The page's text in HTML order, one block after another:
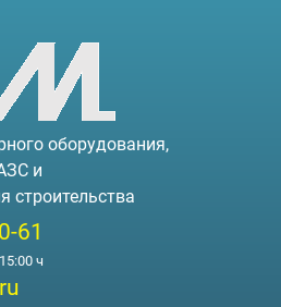
оборудования,
и
строительства
61
ч